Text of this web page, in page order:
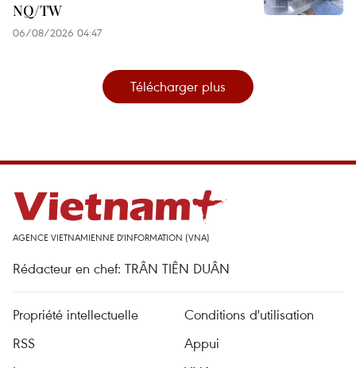
NQ/TW
06/08/2026 04:47
Télécharger plus
AGENCE VIETNAMIENNE D'INFORMATION (VNA)
Rédacteur en chef: TRÂN TIÊN DUÂN
Propriété intellectuelle
Conditions d'utilisation
RSS
Appui